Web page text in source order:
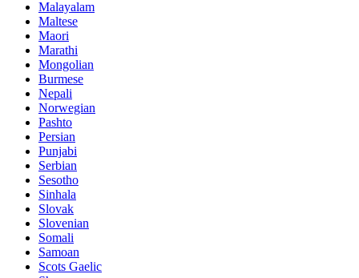
Malayalam
Maltese
Maori
Marathi
Mongolian
Burmese
Nepali
Norwegian
Pashto
Persian
Punjabi
Serbian
Sesotho
Sinhala
Slovak
Slovenian
Somali
Samoan
Scots Gaelic